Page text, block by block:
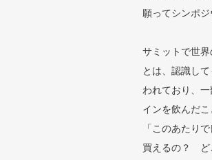
願ってシンポジ
サミットで世
とは、認識し
われており、
インを飲んだ
「このあたり
買えるの？ ど